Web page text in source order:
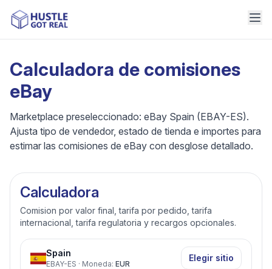
Calculadora de comisiones
eBay
Marketplace preseleccionado: eBay Spain (EBAY-ES).
Ajusta tipo de vendedor, estado de tienda e importes para
estimar las comisiones de eBay con desglose detallado.
Calculadora
Comision por valor final, tarifa por pedido, tarifa
internacional, tarifa regulatoria y recargos opcionales.
Spain
EBAY-ES · Moneda: EUR
Elegir sitio